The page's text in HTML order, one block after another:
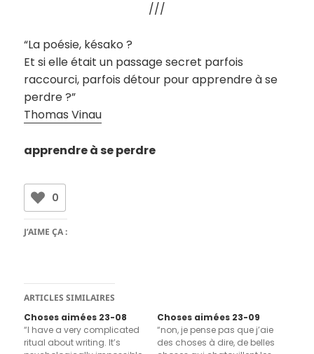
///
“La poésie, késako ?
Et si elle était un passage secret parfois
raccourci, parfois détour pour apprendre à se
perdre ?”
Thomas Vinau
apprendre à se perdre
0
J’AIME ÇA :
ARTICLES SIMILAIRES
Choses aimées 23-08
“I have a very complicated
ritual about writing. It’s
Choses aimées 23-09
“non, je pense pas que j’aie
des choses à dire, de belles